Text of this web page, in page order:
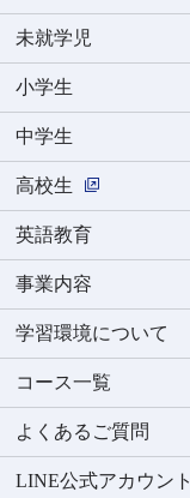
未就学児
小学生
中学生
高校生
英語教育
事業内容
学習環境について
コース一覧
よくあるご質問
LINE公式アカウント